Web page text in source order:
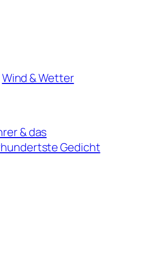
Wind & Wetter
& das
Gedicht